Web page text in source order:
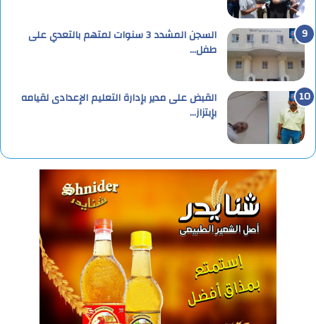
السجن المشدد 3 سنوات لمتهم بالتعدي على
طفل…
القبض على مدير بإدارة التعليم الإعدادى لقيامه
بإبتزاز…